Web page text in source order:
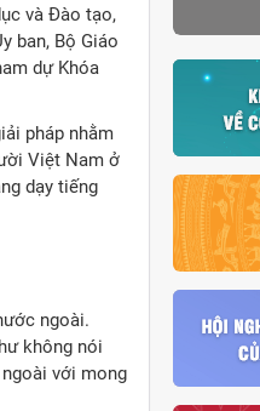
và Đào tạo,
ban, Bộ Giáo
dự Khóa
pháp nhằm
Việt Nam ở
dạy tiếng
ngoài.
không nói
với mong